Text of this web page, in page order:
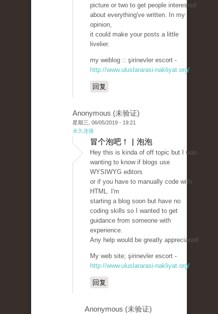
picture or two to get people interested
about everything've written. In my
opinion,
it could make your posts a little
livelier.
my weblog :: şirinevler escort -
http://www.uluslararasi-nakliyat.org/
回复
Anonymous (未验证)
星期三, 06/05/2019 - 19:21
永久连接
冒个泡吧！ | 泡泡
Hey this is kinda of off topic but I was
wanting to know if blogs use
WYSIWYG editors
or if you have to manually code with
HTML. I'm
starting a blog soon but have no
coding skills so I wanted to get
guidance from someone with
experience.
Any help would be greatly appreciated!
My web site; şirinevler escort -
http://www.uluslararasi-nakliyat.org/
回复
Anonymous (未验证)